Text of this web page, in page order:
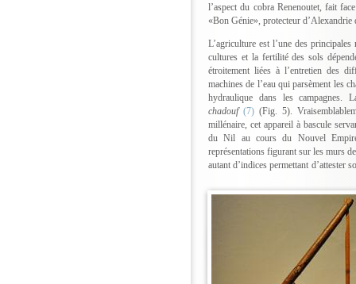
l’aspect du cobra Renenoutet, fait
«Bon Génie», protecteur d’Alexandrie
L’agriculture est l’une des
cultures et la fertilité des sols
étroitement liées à l’entretien des
machines de l’eau qui parsèment les
hydraulique dans les campagnes.
chadouf(7)(Fig. 5).
millénaire, cet appareil à bascule
du Nil au cours du Nouvel Empire
représentations figurant sur les murs
autant d’indices permettant d’attester